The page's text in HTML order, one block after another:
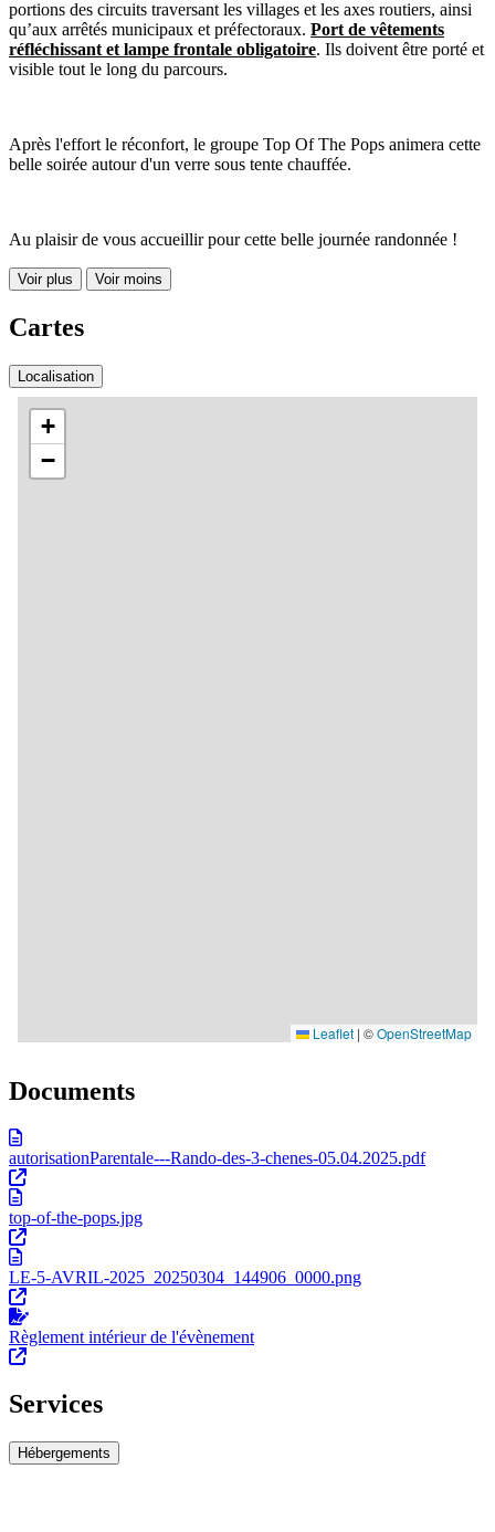
portions des circuits traversant les villages et les axes routiers, ainsi
qu’aux arrêtés municipaux et préfectoraux. Port de vêtements
réfléchissant et lampe frontale obligatoire. Ils doivent être porté et
visible tout le long du parcours.
Après l'effort le réconfort, le groupe Top Of The Pops animera cette
belle soirée autour d'un verre sous tente chauffée.
Au plaisir de vous accueillir pour cette belle journée randonnée !
Voir plus Voir moins
Cartes
Localisation
Documents
autorisationParentale---Rando-des-3-chenes-05.04.2025.pdf
top-of-the-pops.jpg
LE-5-AVRIL-2025_20250304_144906_0000.png
Règlement intérieur de l'évènement
Services
Hébergements